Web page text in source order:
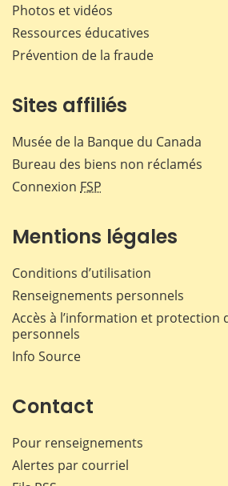
Photos et vidéos
Ressources éducatives
Prévention de la fraude
Sites affiliés
Musée de la Banque du Canada
Bureau des biens non réclamés
Connexion FSP
Mentions légales
Conditions d’utilisation
Renseignements personnels
Accès à l’information et protection
personnels
Info Source
Contact
Pour renseignements
Alertes par courriel